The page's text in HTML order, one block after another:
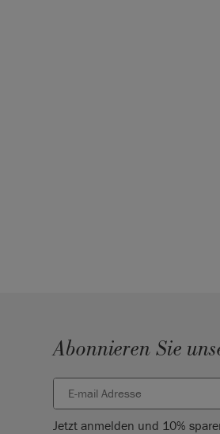
Abonnieren Sie
Jetzt anmelden und 10%